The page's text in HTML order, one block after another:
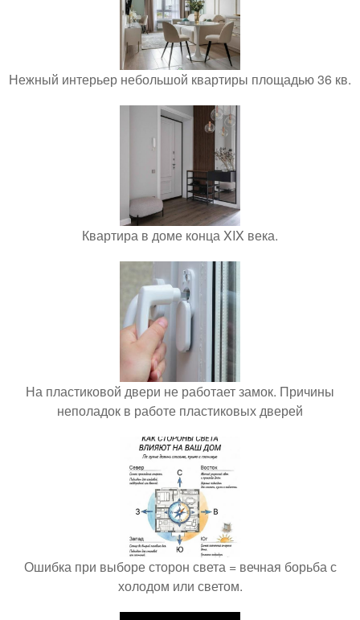
Нежный интерьер небольшой квартиры площадью 36 кв.
Квартира в доме конца XIX века.
На пластиковой двери не работает замок. Причины
неполадок в работе пластиковых дверей
Ошибка при выборе сторон света = вечная борьба с
холодом или светом.